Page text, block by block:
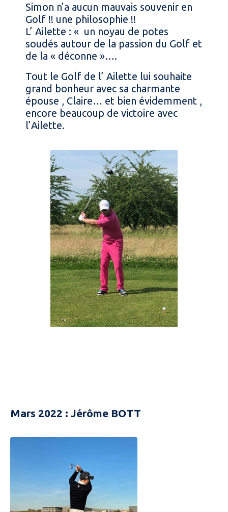
Simon n’a aucun mauvais souvenir en
Golf !! une philosophie !!
L’ Ailette : « un noyau de potes
soudés autour de la passion du Golf et
de la « déconne »….
Tout le Golf de l’ Ailette lui souhaite
grand bonheur avec sa charmante
épouse , Claire… et bien évidemment ,
encore beaucoup de victoire avec
l’Ailette.
Mars 2022 : Jérôme BOTT